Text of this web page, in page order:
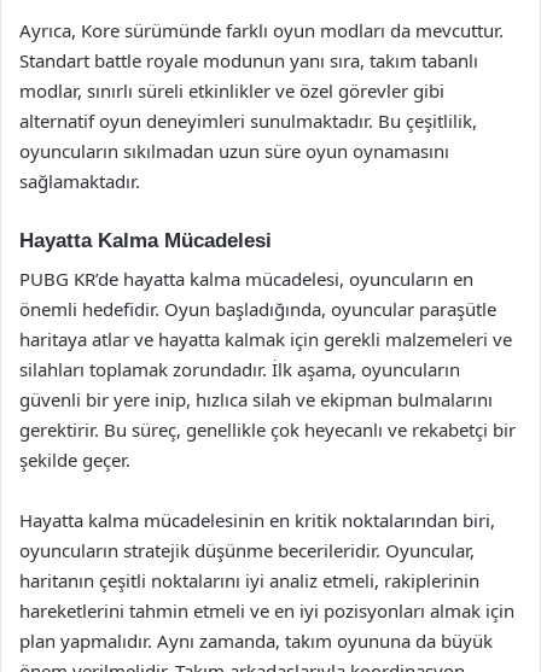
Ayrıca, Kore sürümünde farklı oyun modları da mevcuttur.
Standart battle royale modunun yanı sıra, takım tabanlı
modlar, sınırlı süreli etkinlikler ve özel görevler gibi
alternatif oyun deneyimleri sunulmaktadır. Bu çeşitlilik,
oyuncuların sıkılmadan uzun süre oyun oynamasını
sağlamaktadır.
Hayatta Kalma Mücadelesi
PUBG KR’de hayatta kalma mücadelesi, oyuncuların en
önemli hedefidir. Oyun başladığında, oyuncular paraşütle
haritaya atlar ve hayatta kalmak için gerekli malzemeleri ve
silahları toplamak zorundadır. İlk aşama, oyuncuların
güvenli bir yere inip, hızlıca silah ve ekipman bulmalarını
gerektirir. Bu süreç, genellikle çok heyecanlı ve rekabetçi bir
şekilde geçer.
Hayatta kalma mücadelesinin en kritik noktalarından biri,
oyuncuların stratejik düşünme becerileridir. Oyuncular,
haritanın çeşitli noktalarını iyi analiz etmeli, rakiplerinin
hareketlerini tahmin etmeli ve en iyi pozisyonları almak için
plan yapmalıdır. Aynı zamanda, takım oyununa da büyük